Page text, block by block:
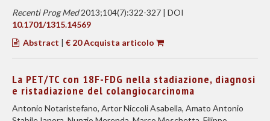
Recenti Prog Med2013;104(7):322-327 | DOI
10.1701/1315.14569
Abstract | € 20 Acquista articolo
La PET/TC con 18F-FDG nella stadiazione, diagnosi
e ristadiazione del colangiocarcinoma
Antonio Notaristefano, Artor Niccoli Asabella, Amato Antonio